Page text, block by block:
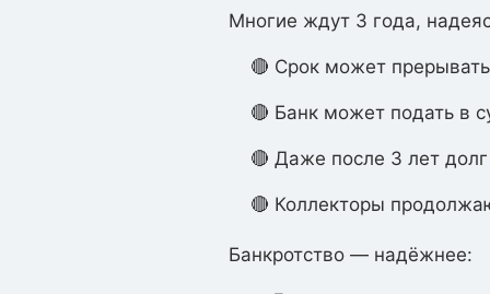
Многие ждут 3 года,
🔴 Срок может
🔴 Банк может подать в
🔴 Даже после 3 лет
🔴 Коллекторы
Банкротство — надёжнее: